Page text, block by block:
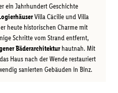
ein Jahrhundert Geschichte
Villa Cäcilie und Villa
heute historischen Charme mit
Schritte vom Strand entfernt,
Bäderarchitekturhautnah. Mit
Haus nach der Wende restauriert
sanierten Gebäuden in Binz.